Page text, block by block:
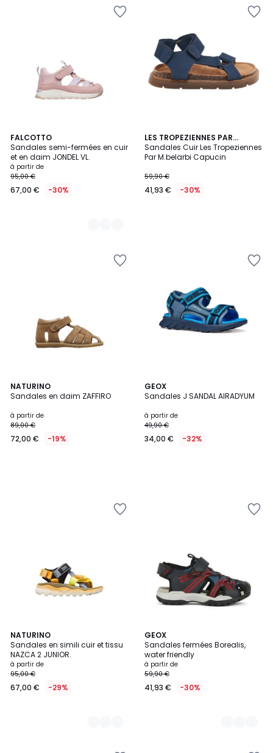
FALCOTTO
Sandales semi-fermées en cuir
et en daim JONDEL VL.
à partir de
95,00 €
67,00 € -30%
2
Couleurs
LES TROPEZIENNES PAR
M.BELARBI
Sandales Cuir Les Tropeziennes
Par M.belarbi Capucin
59,90 €
41,93 € -30%
NATURINO
Sandales en daim ZAFFIRO
à partir de
89,00 €
72,00 € -19%
GEOX
Sandales J SANDAL AIRADYUM
à partir de
49,90 €
34,00 € -32%
NATURINO
Sandales en simili cuir et tissu
NAZCA 2 JUNIOR.
à partir de
95,00 €
67,00 € -29%
2
Couleurs
GEOX
Sandales fermées Borealis,
water friendly
à partir de
59,90 €
41,93 € -30%
2
Couleurs